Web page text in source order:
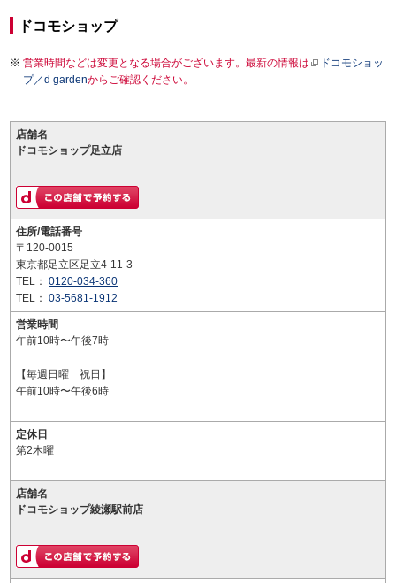
ドコモショップ
営業時間などは変更となる場合がございます。最新の情報は
ドコモショッ
プ／d gardenからご確認ください。
店舗名
ドコモショップ足立店
住所/電話番号
〒120-0015
東京都足立区足立4-11-3
TEL： 0120-034-360
TEL： 03-5681-1912
営業時間
午前10時〜午後7時
【毎週日曜 祝日】
午前10時〜午後6時
定休日
第2木曜
店舗名
ドコモショップ綾瀬駅前店